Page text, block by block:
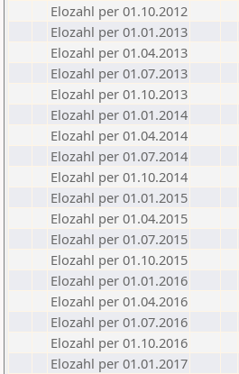
Elozahl per 01.10.2012
Elozahl per 01.01.2013
Elozahl per 01.04.2013
Elozahl per 01.07.2013
Elozahl per 01.10.2013
Elozahl per 01.01.2014
Elozahl per 01.04.2014
Elozahl per 01.07.2014
Elozahl per 01.10.2014
Elozahl per 01.01.2015
Elozahl per 01.04.2015
Elozahl per 01.07.2015
Elozahl per 01.10.2015
Elozahl per 01.01.2016
Elozahl per 01.04.2016
Elozahl per 01.07.2016
Elozahl per 01.10.2016
Elozahl per 01.01.2017